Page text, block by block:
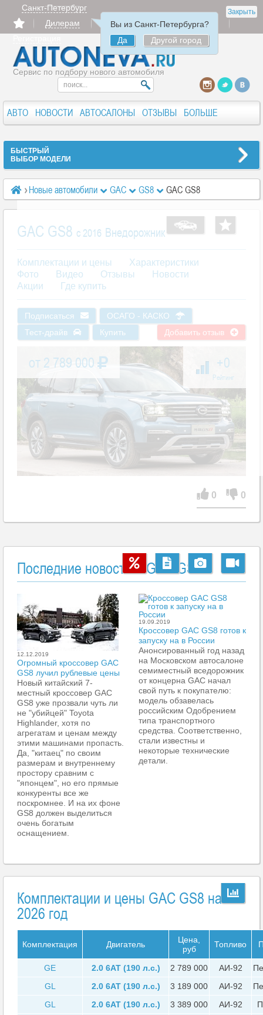
Закрыть
Санкт-Петербург
Вы из Санкт-Петербурга?
Да
Другой город
Дилерам Продать
Авторизация
Сервис по подбору нового автомобиля
АВТО НОВОСТИ АВТОСАЛОНЫ ОТЗЫВЫ БОЛЬШЕ
БЫСТРЫЙ
ВЫБОР МОДЕЛИ
Новые автомобили GAC GS8 GAC GS8
GAC GS8 c 2016 Внедорожник
Комплектации и цены
Характеристики
Фото
Видео Отзывы
Новости
Акции
Где купить
Подписаться
ОСАГО - КАСКО
Тест-драйв
Купить Добавить отзыв
от 2 789 000 +0
Рейтинг
0 0
Последние новости о GAC GS8
12.12.2019
Огромный кроссовер GAC
GS8 лучил рублевые цены
Новый китайский 7-
местный кроссовер GAC
GS8 уже прозвали чуть ли
не "убийцей" Toyota
Highlander, хотя по
агрегатам и ценам между
этими машинами пропасть.
Да, "китаец" по своим
размерам и внутреннему
простору сравним с
"японцем", но его прямые
конкуренты все же
поскромнее. И на их фоне
GS8 должен выделиться
очень богатым
оснащением.
19.09.2019
Кроссовер GAC GS8 готов к
запуску на в России
Анонсированный год назад
на Московском автосалоне
семиместный вседорожник
от концерна GAC начал
свой путь к покупателю:
модель обзавелась
российским Одобрением
типа транспортного
средства. Соответственно,
стали известны и
некоторые технические
детали.
Комплектации и цены GAC GS8 на
2026 год
Комплектация Двигатель
Цена,
руб
Топливо
GE 2.0 6AT (190 л.с.) 2 789 000 АИ-92
GL
2.0 6AT (190 л.с.) 3 189 000 АИ-92
GL
2.0 6AT (190 л.с.) 3 389 000 АИ-92